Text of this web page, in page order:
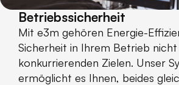
Betriebssicherheit
Mit e3m gehören Energie-
Sicherheit in Ihrem Betrieb nicht
konkurrierenden Zielen. Unser
ermöglicht es Ihnen, beides